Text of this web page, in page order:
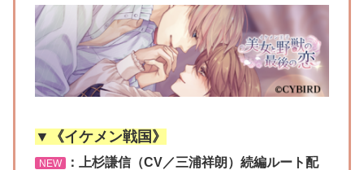
▼《イケメン戦国》
NEW
：上杉謙信（CV／三浦祥朗）続編ルート配